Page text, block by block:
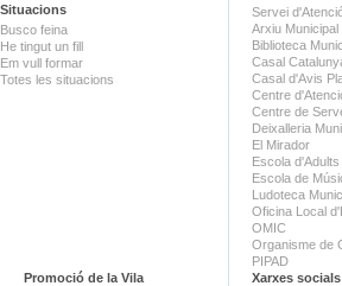
Situacions
Busco feina
He tingut un fill
Em vull formar
Totes les situacions
Servei
Arxiu Municipal
Biblioteca
Casal
Casal d'Avis
Centre
Centre de
Deixalleria
El Mirador
Escola d'Adults
Escola de
Ludoteca
Oficina Local
OMIC
Organisme de
PIPAD
Promoció de la Vila
Xarxes socials